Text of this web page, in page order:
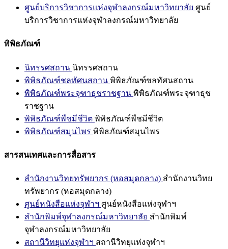
ศูนย์บริการวิชาการแห่งจุฬาลงกรณ์มหาวิทยาลัย ศูนย์
บริการวิชาการแห่งจุฬาลงกรณ์มหาวิทยาลัย
พิพิธภัณฑ์
นิทรรศสถาน นิทรรศสถาน
พิพิธภัณฑ์ชลทัศนสถาน พิพิธภัณฑ์ชลทัศนสถาน
พิพิธภัณฑ์พระจุฑาธุชราชฐาน พิพิธภัณฑ์พระจุฑาธุช
ราชฐาน
พิพิธภัณฑ์พืชมีชีวิต พิพิธภัณฑ์พืชมีชีวิต
พิพิธภัณฑ์สมุนไพร พิพิธภัณฑ์สมุนไพร
สารสนเทศและการสื่อสาร
สำนักงานวิทยทรัพยากร (หอสมุดกลาง) สำนักงานวิทย
ทรัพยากร (หอสมุดกลาง)
ศูนย์หนังสือแห่งจุฬาฯ ศูนย์หนังสือแห่งจุฬาฯ
สำนักพิมพ์จุฬาลงกรณ์มหาวิทยาลัย สำนักพิมพ์
จุฬาลงกรณ์มหาวิทยาลัย
สถานีวิทยุแห่งจุฬาฯ สถานีวิทยุแห่งจุฬาฯ